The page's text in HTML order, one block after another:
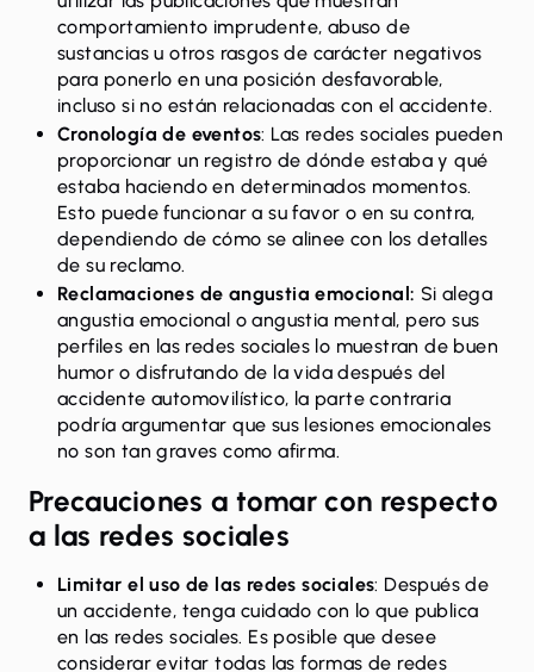
comportamiento imprudente, abuso de
sustancias u otros rasgos de carácter negativos
para ponerlo en una posición desfavorable,
incluso si no están relacionadas con el accidente.
Cronología de eventos: Las redes sociales pueden
proporcionar un registro de dónde estaba y qué
estaba haciendo en determinados momentos.
Esto puede funcionar a su favor o en su contra,
dependiendo de cómo se alinee con los detalles
de su reclamo.
Reclamaciones de angustia emocional: Si alega
angustia emocional o angustia mental, pero sus
perfiles en las redes sociales lo muestran de buen
humor o disfrutando de la vida después del
accidente automovilístico, la parte contraria
podría argumentar que sus lesiones emocionales
no son tan graves como afirma.
Precauciones a tomar con respecto
a las redes sociales
Limitar el uso de las redes sociales: Después de
un accidente, tenga cuidado con lo que publica
en las redes sociales. Es posible que desee
considerar evitar todas las formas de redes